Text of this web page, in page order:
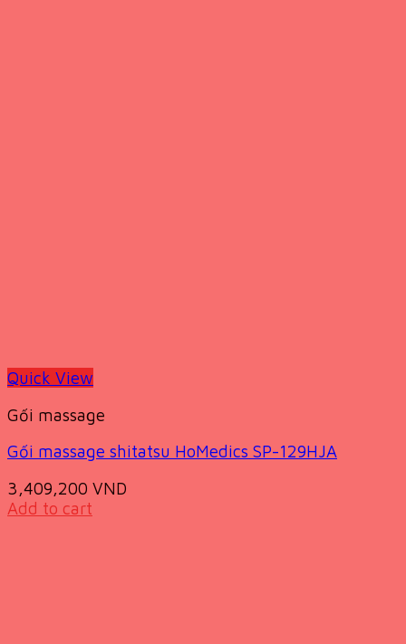
Quick View
Gối massage
Gối massage shitatsu HoMedics SP-129HJA
3,409,200 VND
Add to cart